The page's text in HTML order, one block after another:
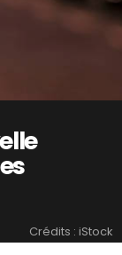
Crédits : iStock